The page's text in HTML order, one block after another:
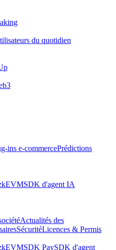
du quotidien
ins e-commercePrédictions
SDK d'agent IA
Actualités des
SécuritéLicences & Permis
SDK PaySDK d'agent